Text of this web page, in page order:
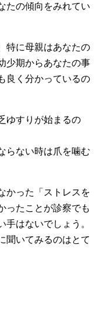
たの傾向をみれてい
特に母親はあなたの
少期からあなたの事
良く分かっているの
ゆすりが始まるの
らない時は爪を噛む
かった「ストレスを
ったことが診察でも
はないでしょう。
聞いてみるのはとて